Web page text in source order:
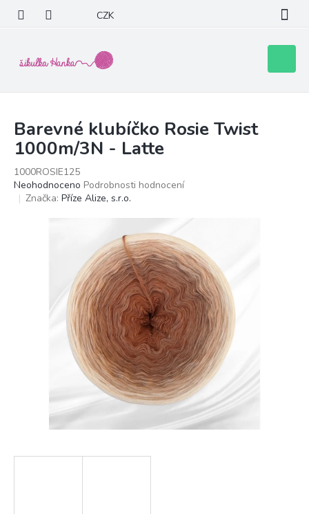
obsah
CZK
košík
Barevné klubíčko Rosie Twist
1000m/3N - Latte
1000ROSIE125
Průměrné
hodnocení
Neohodnoceno Podrobnosti hodnocení
Značka: Příze Alize, s.r.o.